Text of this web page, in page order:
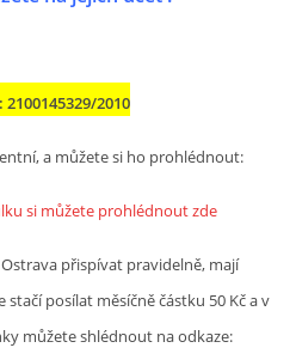
2010
a můžete si ho prohlédnout:
si můžete prohlédnout zde
přispívat pravidelně, mají
stačí posílat měsíčně částku 50 Kč a v
můžete shlédnout na odkaze: